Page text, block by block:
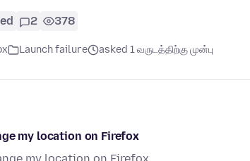
2 378
Launch failure asked 1 வருடத்திற்கு முன்பு
my location on Firefox